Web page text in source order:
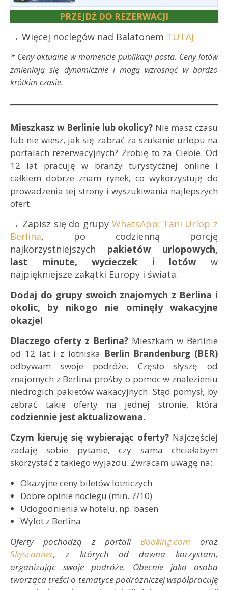
PRZEJDŹ DO REZERWACJI
→ Więcej noclegów nad Balatonem TUTAJ
* Ceny aktualne w momencie publikacji posta. Ceny lotów
zmieniają się dynamicznie i mogą wzrosnąć w bardzo
krótkim czasie.
Mieszkasz w Berlinie lub okolicy? Nie masz czasu
lub nie wiesz, jak się zabrać za szukanie urlopu na
portalach rezerwacyjnych? Zrobię to za Ciebie. Od
12 lat pracuję w branży turystycznej online i
całkiem dobrze znam rynek, co wykorzystuję do
prowadzenia tej strony i wyszukiwania najlepszych
ofert.
→ Zapisz się do grupy WhatsApp: Tani Urlop z
Berlina, po codzienną porcję
najkorzystniejszych pakietów urlopowych,
last minute, wycieczek i lotów w
najpiękniejsze zakątki Europy i świata.
Dodaj do grupy swoich znajomych z Berlina i
okolic, by nikogo nie ominęły wakacyjne
okazje!
Dlaczego oferty z Berlina? Mieszkam w Berlinie
od 12 lat i z lotniska Berlin Brandenburg (BER)
odbywam swoje podróże. Często słyszę od
znajomych z Berlina prośby o pomoc w znalezieniu
niedrogich pakietów wakacyjnych. Stąd pomysł, by
zebrać takie oferty na jednej stronie, która
codziennie jest aktualizowana.
Czym kieruję się wybierając oferty? Najczęściej
zadaję sobie pytanie, czy sama chciałabym
skorzystać z takiego wyjazdu. Zwracam uwagę na:
Okazyjne ceny biletów lotniczych
Dobre opinie noclegu (min. 7/10)
Udogodnienia w hotelu, np. basen
Wylot z Berlina
Oferty pochodzą z portaliBooking.com oraz
Skyscanner, z których od dawna korzystam,
organizując swoje podróże. Obecnie jako osoba
tworząca treści o tematyce podróżniczej współpracuję